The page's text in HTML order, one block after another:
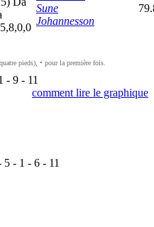
Sune
Johannesson
pieds), • pour la première fois.
- 9 - 11
comment lire le graphique
5 - 1 - 6 - 11